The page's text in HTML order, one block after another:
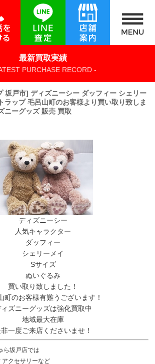
最新買取実績
PURCHASE RECORD -
坂戸市] ディズニーシー ダッフィー シェリー
ラップ 毛呂山町のお客様より買い取り致しま
ニーグッズ 販売 買取
ディズニーシー
人気キャラクター
ダッフィー
シェリーメイ
Sサイズ
ぬいぐるみ
買い取り致しました！
町のお客様有難うございます！
ズニーグッズは強化買取中
地域最大在庫
一度ご来店くださいませ！
ら坂戸店では
アクセサリーなど